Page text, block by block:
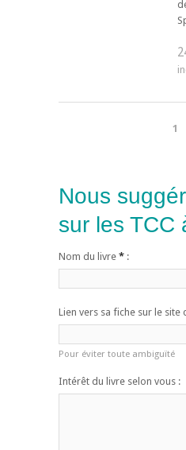
1
Nous
sur les TCC
Nom du livre * :
Lien vers sa fiche sur le site
Pour éviter toute ambiguïté
Intérêt du livre selon vous :